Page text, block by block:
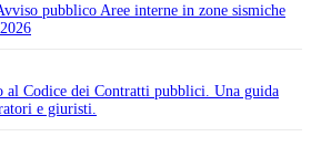
pubblico Aree interne in zone sismiche
al Codice dei Contratti pubblici. Una guida
e giuristi.